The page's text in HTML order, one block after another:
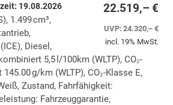
22.519,– €
UVP:24.320,– €
incl. 19% MwSt.
19.08.2026
1.499 cm³,
Diesel,
5,5 l/100km (WLTP), CO₂-
g/km (WLTP), CO₂-Klasse E,
Zustand, Fahrfähigkeit:
Fahrzeuggarantie,